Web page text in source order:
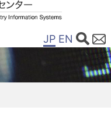
JP EN